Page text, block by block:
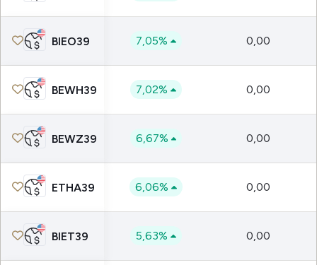
BIEO39 7,05% 0,00
BEWH39 7,02% 0,00
BEWZ39 6,67% 0,00
ETHA39 6,06% 0,00
BIET39 5,63% 0,00